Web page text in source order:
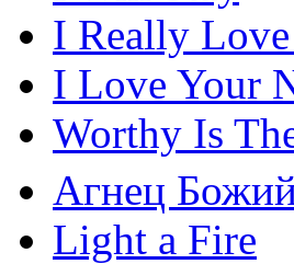
I Really
I Love Your
Worthy Is
Агнец
Light a Fire